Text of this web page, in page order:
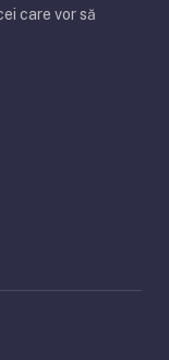
care vor să